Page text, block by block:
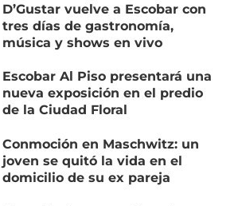
D’Gustar vuelve a Escobar con
tres días de gastronomía,
música y shows en vivo
Escobar Al Piso presentará una
nueva exposición en el predio
de la Ciudad Floral
Conmoción en Maschwitz: un
joven se quitó la vida en el
domicilio de su ex pareja